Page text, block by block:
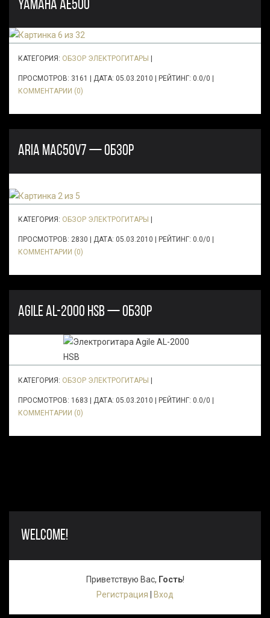
YAMAHA AE500
КАТЕГОРИЯ: ОБЗОР ЭЛЕКТРОГИТАРЫ
ПРОСМОТРОВ: 3161 | ДАТА: 05.03.2010 | РЕЙТИНГ: 0.0/0 |
КОММЕНТАРИИ (0)
ARIA MAC50V7 — ОБЗОР
КАТЕГОРИЯ: ОБЗОР ЭЛЕКТРОГИТАРЫ
ПРОСМОТРОВ: 2830 | ДАТА: 05.03.2010 | РЕЙТИНГ: 0.0/0 |
КОММЕНТАРИИ (0)
AGILE AL-2000 HSB — ОБЗОР
КАТЕГОРИЯ: ОБЗОР ЭЛЕКТРОГИТАРЫ
ПРОСМОТРОВ: 1683 | ДАТА: 05.03.2010 | РЕЙТИНГ: 0.0/0 |
КОММЕНТАРИИ (0)
WELCOME!
Приветствую Вас, Гость!
Регистрация
Вход